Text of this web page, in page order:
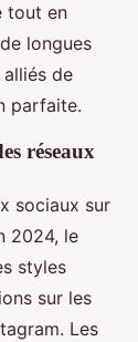
tout en
longues
de
parfaite.
réseaux
sociaux sur
2024, le
styles
sur les
Les